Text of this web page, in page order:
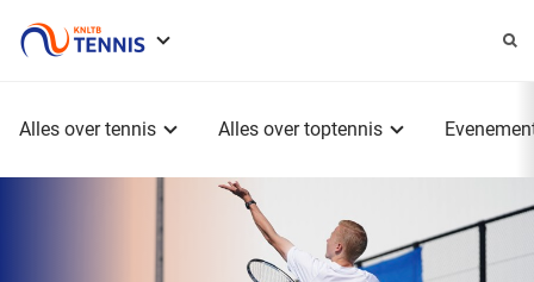
Alles over tennis Alles over toptennis